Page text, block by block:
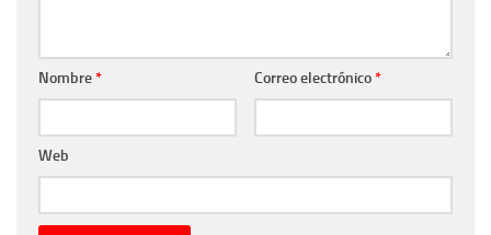
Nombre* Correo electrónico*
Web